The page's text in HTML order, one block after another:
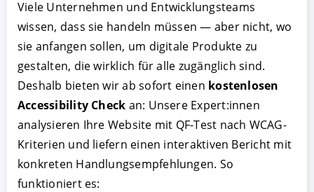
Viele Unternehmen und Entwicklungsteams
wissen, dass sie handeln müssen — aber nicht, wo
sie anfangen sollen, um digitale Produkte zu
gestalten, die wirklich für alle zugänglich sind.
Deshalb bieten wir ab sofort einen kostenlosen
Accessibility Check an: Unsere Expert:innen
analysieren Ihre Website mit QF-Test nach WCAG-
Kriterien und liefern einen interaktiven Bericht mit
konkreten Handlungsempfehlungen. So
funktioniert es:
AKZEPTIEREN KONFIGURIEREN
Impressum |